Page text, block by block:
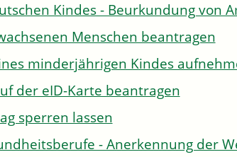
Kindes - Beurkundung von
Menschen beantragen
minderjährigen Kindes
der eID-Karte beantragen
sperren lassen
- Anerkennung der